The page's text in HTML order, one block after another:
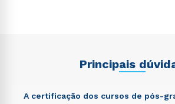
Principais
A certificação dos cursos de pós-